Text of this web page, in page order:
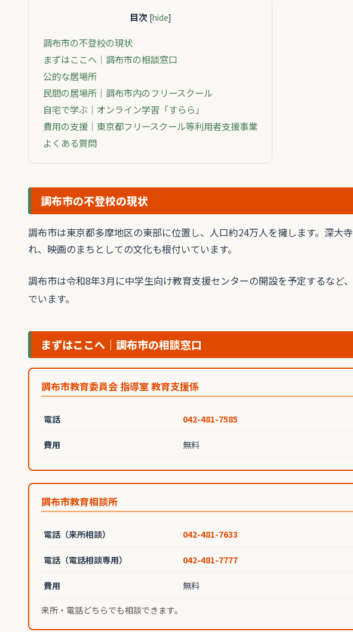
目次 [hide]
調布市の不登校の現状
まずはここへ｜調布市の相談窓口
公的な居場所
民間の居場所｜調布市内のフリースクール
自宅で学ぶ｜オンライン学習「すらら」
費用の支援｜東京都フリースクール等利用者支援事業
よくある質問
調布市の不登校の現状
調布市は東京都多摩地区の東部に位置し、人口約24万人を擁します。深大
れ、映画のまちとしての文化も根付いています。
調布市は令和8年3月に中学生向け教育支援センターの開設を予定するなど
でいます。
まずはここへ｜調布市の相談窓口
調布市教育委員会 指導室 教育支援係
電話 042-481-7585
費用 無料
調布市教育相談所
電話（来所相談） 042-481-7633
電話（電話相談専用） 042-481-7777
費用 無料
来所・電話どちらでも相談できます。